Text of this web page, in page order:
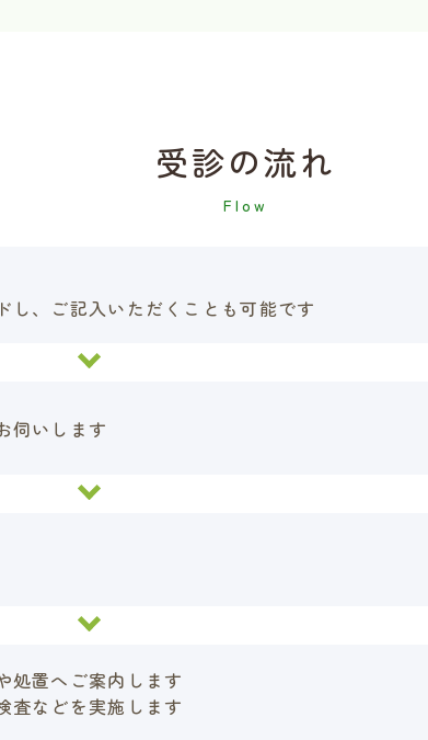
受診の流れ
し、ご記入いただくことも可能です
伺いします
処置へご案内します
などを実施します